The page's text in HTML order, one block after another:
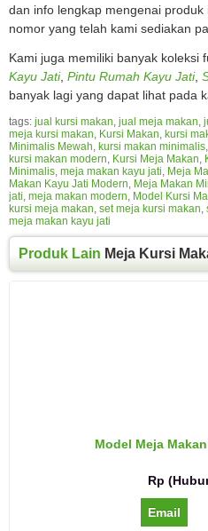
dan info lengkap mengenai
nomor yang telah kami sediakan
Kami juga memiliki banyak koleksi
Kayu Jati, Pintu Rumah Kayu Jati,
banyak lagi yang dapat lihat pada
tags: jual kursi makan, jual meja makan,
meja kursi makan, Kursi Makan, kursi
Minimalis Mewah, kursi makan minimalis,
kursi makan modern, Kursi Meja Makan,
Minimalis, meja makan kayu jati, Meja
Makan Kayu Jati Modern, Meja Makan
jati, meja makan modern, Model Kursi
kursi meja makan, set meja kursi makan,
meja makan kayu jati
Produk Lain Meja Kursi
Model Meja
Rp
Email